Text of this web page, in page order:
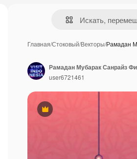
Главная/Стоковый/Векторы/Рамадан
Премиум
Рамадан Мубарак Санрайз
user6721461